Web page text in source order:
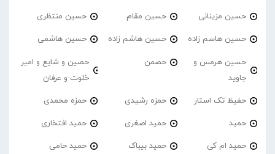
حسین مزینانی حسین مقام حسین منتظری
حسین هاسم زاده حسین هاشم زاده حسین هاشمی
حسین هرمس و
جاوید
حصمن
حصین و شایع و امیر
خلوت و عرفان
حفیظ تک استار حمزه رشیدی حمزه محمدی
حمید حمید اصغری حمید افتخاری
حمید ام کی حمید بیباک حمید حامی